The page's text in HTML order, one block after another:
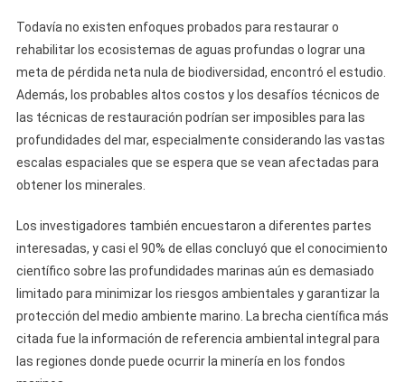
Todavía no existen enfoques probados para restaurar o
rehabilitar los ecosistemas de aguas profundas o lograr una
meta de pérdida neta nula de biodiversidad, encontró el estudio.
Además, los probables altos costos y los desafíos técnicos de
las técnicas de restauración podrían ser imposibles para las
profundidades del mar, especialmente considerando las vastas
escalas espaciales que se espera que se vean afectadas para
obtener los minerales.
Los investigadores también encuestaron a diferentes partes
interesadas, y casi el 90% de ellas concluyó que el conocimiento
científico sobre las profundidades marinas aún es demasiado
limitado para minimizar los riesgos ambientales y garantizar la
protección del medio ambiente marino. La brecha científica más
citada fue la información de referencia ambiental integral para
las regiones donde puede ocurrir la minería en los fondos